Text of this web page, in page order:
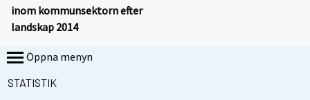
inom kommunsektorn efter
landskap 2014
Öppna menyn
STATISTIK